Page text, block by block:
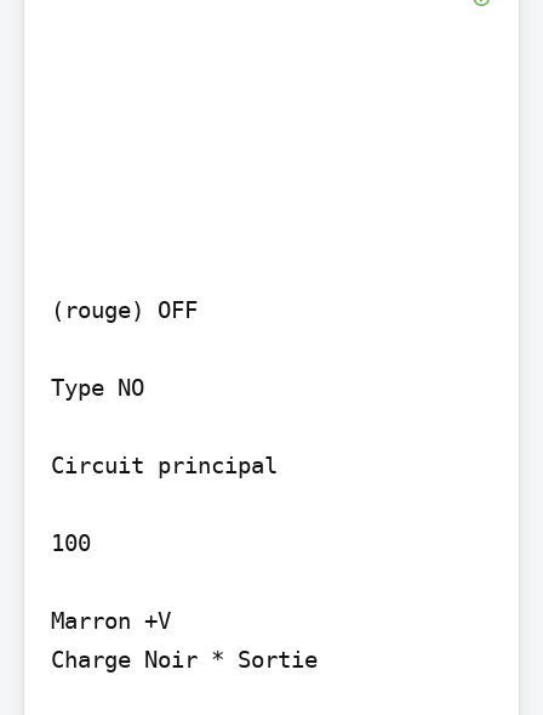
(rouge) OFF
Type NO
Circuit principal
100
Marron +V
Charge Noir * Sortie